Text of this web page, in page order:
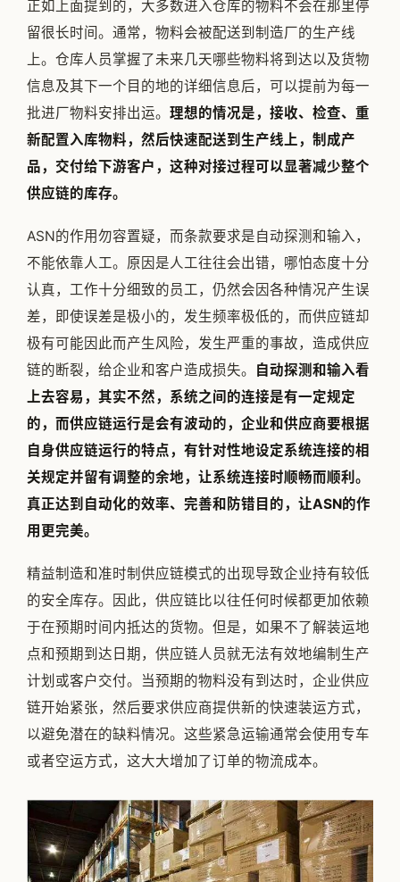
正如上面提到的，大多数进入仓库的物料不会在那里停
留很长时间。通常，物料会被配送到制造厂的生产线
上。仓库人员掌握了未来几天哪些物料将到达以及货物
信息及其下一个目的地的详细信息后，可以提前为每一
批进厂物料安排出运。 理想的情况是，接收、检查、重
新配置入库物料，然后快速配送到生产线上，制成产
品，交付给下游客户，这种对接过程可以显著减少整个
供应链的库存。
ASN的作用勿容置疑，而条款要求是自动探测和输入，
不能依靠人工。原因是人工往往会出错，哪怕态度十分
认真，工作十分细致的员工，仍然会因各种情况产生误
差，即使误差是极小的，发生频率极低的，而供应链却
极有可能因此而产生风险，发生严重的事故，造成供应
链的断裂，给企业和客户造成损失。
自动探测和输入看
上去容易，其实不然，系统之间的连接是有一定规定
的，而供应链运行是会有波动的，企业和供应商要根据
自身供应链运行的特点，有针对性地设定系统连接的相
关规定并留有调整的余地，让系统连接时顺畅而顺利。
真正达到自动化的效率、完善和防错目的，让ASN的作
用更完美。
精益制造和准时制供应链模式的出现导致企业持有较低
的安全库存。因此，供应链比以往任何时候都更加依赖
于在预期时间内抵达的货物。但是，如果不了解装运地
点和预期到达日期，供应链人员就无法有效地编制生产
计划或客户交付。当预期的物料没有到达时，企业供应
链开始紧张，然后要求供应商提供新的快速装运方式，
以避免潜在的缺料情况。这些紧急运输通常会使用专车
或者空运方式，这大大增加了订单的物流成本。